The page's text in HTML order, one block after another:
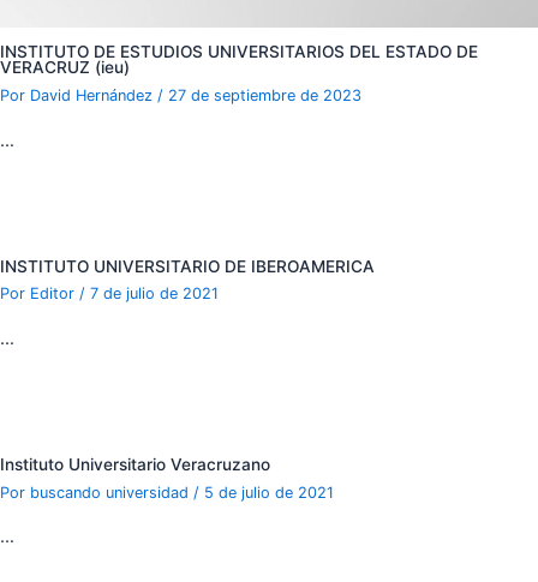
INSTITUTO DE ESTUDIOS UNIVERSITARIOS DEL ESTADO DE
VERACRUZ (ieu)
Por David Hernández / 27 de septiembre de 2023
…
INSTITUTO UNIVERSITARIO DE IBEROAMERICA
Por Editor / 7 de julio de 2021
…
Instituto Universitario Veracruzano
Por buscando universidad / 5 de julio de 2021
…